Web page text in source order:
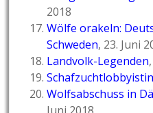
2018
Wölfe orakeln:
Schweden, 23. Juni
Landvolk-Legenden
Schafzuchtlobbyistin
Wolfsabschuss in
Juni 2018